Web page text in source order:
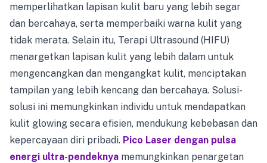
memperlihatkan lapisan kulit baru yang lebih segar
dan bercahaya, serta memperbaiki warna kulit yang
tidak merata. Selain itu, Terapi Ultrasound (HIFU)
menargetkan lapisan kulit yang lebih dalam untuk
mengencangkan dan mengangkat kulit, menciptakan
tampilan yang lebih kencang dan bercahaya. Solusi-
solusi ini memungkinkan individu untuk mendapatkan
kulit glowing secara efisien, mendukung kebebasan dan
kepercayaan diri pribadi. Pico Laser dengan pulsa
energi ultra-pendeknya memungkinkan penargetan